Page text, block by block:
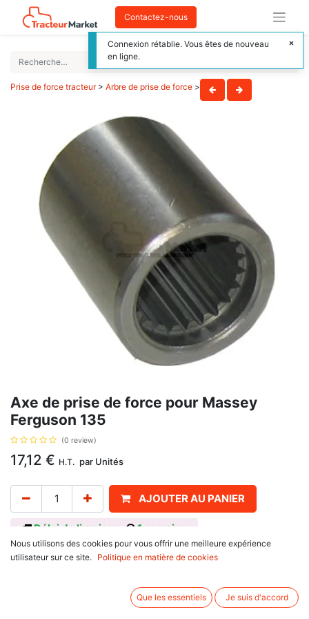
Contactez-nous
Prise de force tracteur> Arbre de prise de force >
Axe de prise de force pour Massey
Ferguson 135
(0 review)
17,12 € H.T. par Unités
AJOUTER AU PANIER
Délai de livraison : 1 semaine
Axe de prise de force , référence d'origine 1868538M4, 3158317.
Nous utilisons des cookies pour vous offrir une meilleure expérience
utilisateur sur ce site.
Politique en matière de cookies
Que les essentiels Je suis d'accord
Connexion rétablie. Vous êtes de nouveau
en ligne.